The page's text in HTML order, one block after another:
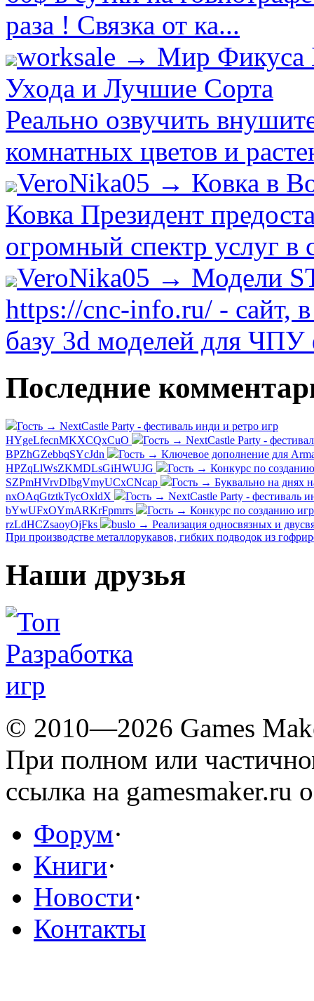
раза ! Связка от ка...
worksale → Мир Фикуса
Ухода и Лучшие Сорта
Реально озвучить
комнатных цветов и
VeroNika05 → Ковка в
Ковка Президент
огромный спектр услуг в
VeroNika05 → Модели
https://cnc-info.ru/ - сайт,
базу 3d моделей для ЧПУ
Последние
Гость → NextCastle Party - фестиваль инди и ретро игр
HYgeLfecnMKXCQxCuO
Гость → NextCastle Party -
BPZhGZebbqSYcJdn
Гость → Ключевое дополнение для
HPZqLlWsZKMDLsGiHWUJG
Гость → Конкурс по
SZPmHVrvDIbgVmyUCxCNcap
Гость → Буквально на днях
nxOAqGtztkTycOxldX
Гость → NextCastle Party - фестиваль
bYwUFxOYmARKrFpmrrs
Гость → Конкурс по созданию
rzLdHCZsaoyOjFks
buslo → Реализация односвязных и
При производстве металлорукавов, гибких подводок из
Наши друзья
© 2010—2026 Games
При полном или
ссылка на gamesmaker.ru
Форум·
Книги·
Новости·
Контакты